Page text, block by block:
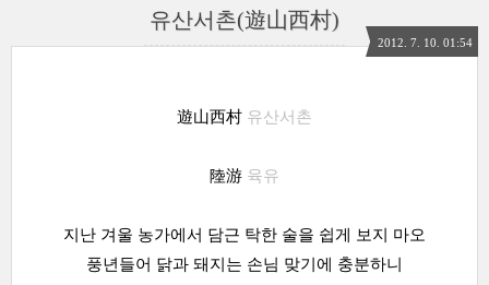
유산서촌(遊山西村)
2012. 7. 10. 01:54
遊山西村 유산서촌
陸游 육유
지난 겨울 농가에서 담근 탁한 술을 쉽게 보지 마오
풍년들어 닭과 돼지는 손님 맞기에 충분하니